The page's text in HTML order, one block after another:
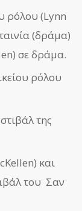
ρόλου (Lynn
(δράμα)
σε δράμα.
ρόλου
της
και
του Σαν